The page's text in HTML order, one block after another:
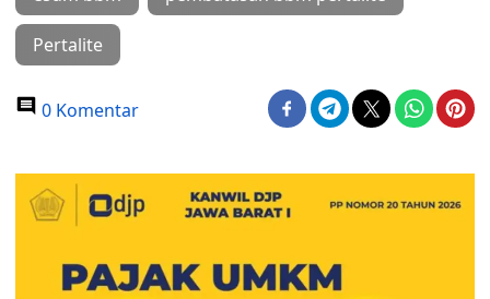
Pertalite
0 Komentar